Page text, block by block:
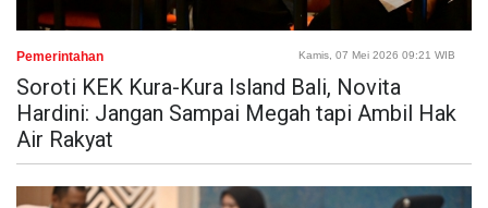
Pemerintahan Kamis, 07 Mei 2026 09:21 WIB
Soroti KEK Kura-Kura Island Bali, Novita
Hardini: Jangan Sampai Megah tapi Ambil Hak
Air Rakyat